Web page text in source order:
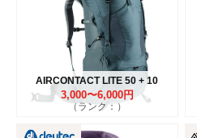
AIRCONTACT LITE 50 + 10
3,000〜6,000円
（ランク：）